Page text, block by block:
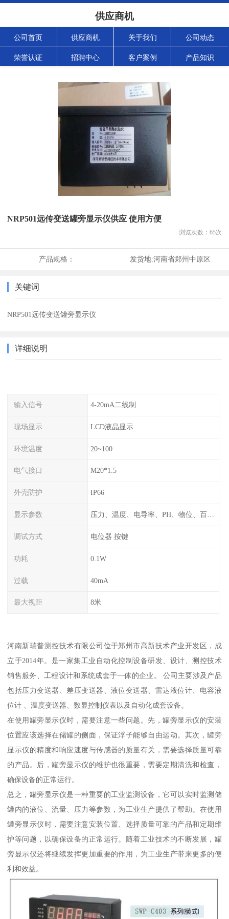
供应商机
公司首页 供应商机 关于我们 公司动态
荣誉认证 招聘中心 客户案例 产品知识
NRP501远传变送罐旁显示仪供应 使用方便
浏览次数： 65次
产品规格： 发货地:河南省郑州中原区
关键词
NRP501远传变送罐旁显示仪
详细说明
输入信号 4-20mA二线制
现场显示 LCD液晶显示
环境温度 20~100
电气接口 M20*1.5
外壳防护 IP66
显示参数 压力、温度、电导率、PH、物位、百分比率
调试方式 电位器 按键
功耗 0.1W
过载 40mA
最大视距 8米
河南新瑞普测控技术有限公司位于郑州市高新技术产业开发区，成
立于2014年。是一家集工业自动化控制设备研发、设计、测控技术
销售服务、工程设计和系统成套于一体的企业。 公司主要涉及产品
包括压力变送器、差压变送器、液位变送器、雷达液位计、电容液
位计 、温度变送器、数显控制仪表以及自动化成套设备。
在使用罐旁显示仪时，需要注意一些问题。先，罐旁显示仪的安装
位置应该选择在储罐的侧面，保证浮子能够自由运动。其次，罐旁
显示仪的精度和响应速度与传感器的质量有关，需要选择质量可靠
的产品。后，罐旁显示仪的维护也很重要，需要定期清洗和检查，
确保设备的正常运行。
总之，罐旁显示仪是一种重要的工业监测设备，它可以实时监测储
罐内的液位、流量、压力等参数，为工业生产提供了帮助。在使用
罐旁显示仪时，需要注意安装位置、选择质量可靠的产品和定期维
护等问题，以确保设备的正常运行。随着工业技术的不断发展，罐
旁显示仪还将继续发挥更加重要的作用，为工业生产带来更多的便
利和效益。